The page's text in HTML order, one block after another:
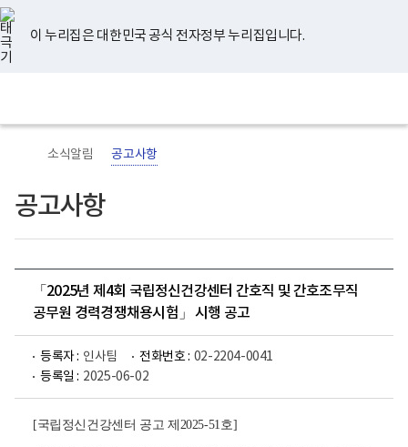
너
비
767px
이
하
이 누리집은 대한민국 공식 전자정부 누리집입니다.
지
검
메
홈
소식알림 공고사항
공고사항
「2025년 제4회 국립정신건강센터 간호직 및 간호조무직
공무원 경력경쟁채용시험」 시행 공고
등록자 : 인사팀 전화번호 : 02-2204-0041
등록일 : 2025-06-02
[국립정신건강센터 공고 제2025-51호]
유
튜
브
페
이
스
북
인
스
타
그
램
블
로
그